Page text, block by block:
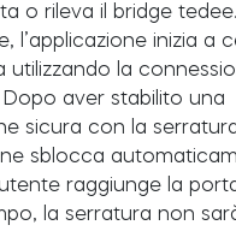
PRO
Module
o rileva il bridge
l’applicazione inizia a
utilizzando la
aver stabilito una
sicura con la
sblocca
raggiunge la
la serratura non